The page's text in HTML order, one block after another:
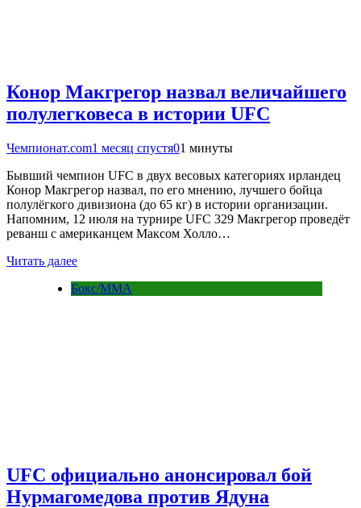
Конор Макгрегор назвал величайшего
полулегковеса в истории UFC
Чемпионат.com1 месяц спустя01 минуты
Бывший чемпион UFC в двух весовых категориях ирландец
Конор Макгрегор назвал, по его мнению, лучшего бойца
полулёгкого дивизиона (до 65 кг) в истории организации.
Напомним, 12 июля на турнире UFC 329 Макгрегор проведёт
реванш с американцем Максом Холло…
Читать далее
Бокс/MMA
UFC официально анонсировал бой
Нурмагомедова против Ядуна